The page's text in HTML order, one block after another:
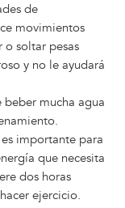
de
movimientos
o soltar pesas
y no le ayudará
beber mucha agua
es importante para
que necesita
dos horas
ejercicio.